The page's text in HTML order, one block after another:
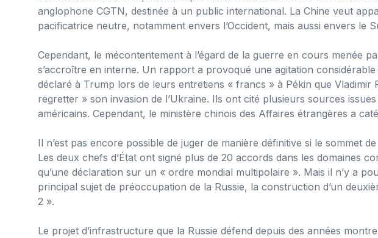
anglophone CGTN, destinée à un public international. La Chine veut
pacificatrice neutre, notamment envers l’Occident, mais aussi envers le
Cependant, le mécontentement à l’égard de la guerre en cours menée
s’accroître en interne. Un rapport a provoqué une agitation
déclaré à Trump lors de leurs entretiens « francs » à Pékin que Vladimir
regretter » son invasion de l’Ukraine. Ils ont cité plusieurs sources
américains. Cependant, le ministère chinois des Affaires étrangères a
Il n’est pas encore possible de juger de manière définitive si le sommet
Les deux chefs d’État ont signé plus de 20 accords dans les domaines
qu’une déclaration sur un « ordre mondial multipolaire ». Mais il n’y a
principal sujet de préoccupation de la Russie, la construction d’un
2 ».
Le projet d’infrastructure que la Russie défend depuis des années